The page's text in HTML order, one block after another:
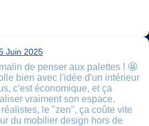
Juin 2025
de penser aux palettes ! 🤩
bien avec l'idée d'un intérieur
c'est économique, et ça
vraiment son espace.
le "zen", ça coûte vite
du mobilier design hors de